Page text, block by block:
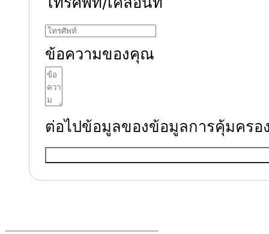
ข้อความของคุณ
ต่อไปข้อมูลของข้อมูลการคุ้มครอ